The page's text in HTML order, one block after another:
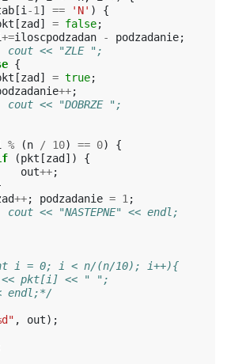
[i -1 ] == 'N' )
{
[zad ] = false;
+=iloscpodzadan - podzadanie;
<< "ZLE ";
{
[zad ] = true;
++;
<< "DOBRZE ";
% (n / 10) == 0)
{
(pkt [zad ])
{
out++;
++; podzadanie = 1 ;
<< "NASTEPNE" << endl;
i = 0; i < n/(n/10); i++){
pkt[i] << " ";
endl;*/
, out);